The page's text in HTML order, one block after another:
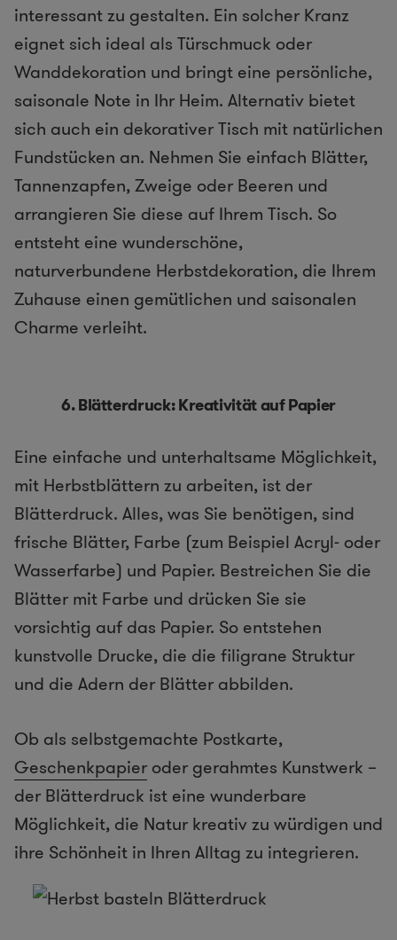
interessant zu gestalten. Ein solcher Kranz
eignet sich ideal als Türschmuck oder
Wanddekoration und bringt eine persönliche,
saisonale Note in Ihr Heim. Alternativ bietet
sich auch ein dekorativer Tisch mit natürlichen
Fundstücken an. Nehmen Sie einfach Blätter,
Tannenzapfen, Zweige oder Beeren und
arrangieren Sie diese auf Ihrem Tisch. So
entsteht eine wunderschöne,
naturverbundene Herbstdekoration, die Ihrem
Zuhause einen gemütlichen und saisonalen
Charme verleiht.
6.Blätterdruck: Kreativität auf Papier
Eine einfache und unterhaltsame Möglichkeit,
mit Herbstblättern zu arbeiten, ist der
Blätterdruck. Alles, was Sie benötigen, sind
frische Blätter, Farbe (zum Beispiel Acryl- oder
Wasserfarbe) und Papier. Bestreichen Sie die
Blätter mit Farbe und drücken Sie sie
vorsichtig auf das Papier. So entstehen
kunstvolle Drucke, die die filigrane Struktur
und die Adern der Blätter abbilden.
Ob als selbstgemachte Postkarte,
Geschenkpapier oder gerahmtes Kunstwerk –
der Blätterdruck ist eine wunderbare
Möglichkeit, die Natur kreativ zu würdigen und
ihre Schönheit in Ihren Alltag zu integrieren.